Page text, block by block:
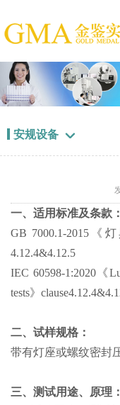
安规设备 
一、适用标准及条款：
GB 7000.1-2015
4.12.4&4.12.5
IEC 60598-1:2020《
tests》
二、试样规格：
带有灯座或螺纹密封
三、测试用途、原理：